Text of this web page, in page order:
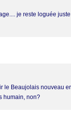
je reste loguée
le Beaujolais nouveau
humain, non?